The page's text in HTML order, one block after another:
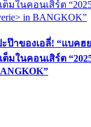
ป๊าของเอลี่! “แบคฮ
ต็มในคอนเสิร์ต